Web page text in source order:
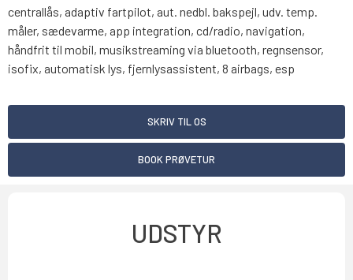
centrallås, adaptiv fartpilot, aut. nedbl. bakspejl, udv. temp.
måler, sædevarme, app integration, cd/radio, navigation,
håndfrit til mobil, musikstreaming via bluetooth, regnsensor,
isofix, automatisk lys, fjernlysassistent, 8 airbags, esp
SKRIV TIL OS
BOOK PRØVETUR
UDSTYR